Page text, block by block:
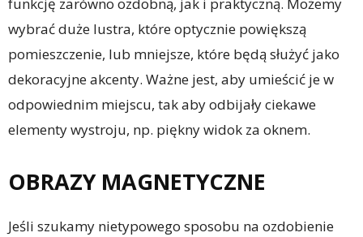
funkcję zarówno ozdobną, jak i praktyczną. Możemy
wybrać duże lustra, które optycznie powiększą
pomieszczenie, lub mniejsze, które będą służyć jako
dekoracyjne akcenty. Ważne jest, aby umieścić je w
odpowiednim miejscu, tak aby odbijały ciekawe
elementy wystroju, np. piękny widok za oknem.
OBRAZY MAGNETYCZNE
Jeśli szukamy nietypowego sposobu na ozdobienie